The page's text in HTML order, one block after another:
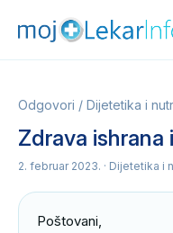
Odgovori / Dijetetika i
Zdrava ishrana
2. februar 2023. · Dijetetika i
Poštovani,